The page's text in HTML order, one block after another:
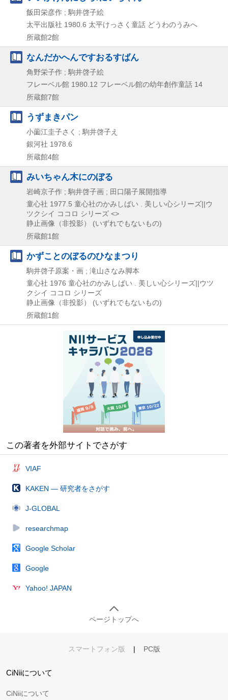
飯田栄彦作 ; 駒井啓子絵
太平出版社 1980.6 太平けっさく童話 どうわのうみへ
所蔵館2館
なんだかへんですおるすばん
角野栄子作 ; 駒井啓子絵
フレーベル館 1980.12 フレーベル館の幼年創作童話 14
所蔵館7館
うずまきパン
小薗江圭子さく ; 駒井啓子え
銀河社 1978.6
所蔵館4館
みいちゃん木にのぼる
岩崎京子作 ; 駒井啓子画 ; 田口陽子展開指導
童心社 1977.5 童心社のかみしばい . 美しい心シリーズ||ウ
ツクシイ ココロ シリーズ <>
静止画像（非投影） (いずれでもないもの)
所蔵館1館
かずことのぼるのひなまつり
駒井啓子原案・画 ; 滝山さなみ脚本
童心社 1976 童心社のかみしばい . 美しい心シリーズ||ウツ
クシイ ココロ シリーズ
静止画像（非投影） (いずれでもないもの)
所蔵館1館
この著者を外部サイトでさがす
VIAF
KAKEN — 研究者をさがす
J-GLOBAL
researchmap
Google Scholar
Google
Yahoo! JAPAN
ページトップへ
スマートフォン版 | PC版
CiNiiについて
CiNiiについて